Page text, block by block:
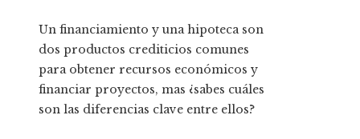
Un financiamiento y una hipoteca son
dos productos crediticios comunes
para obtener recursos económicos y
financiar proyectos, mas ¿sabes cuáles
son las diferencias clave entre ellos?